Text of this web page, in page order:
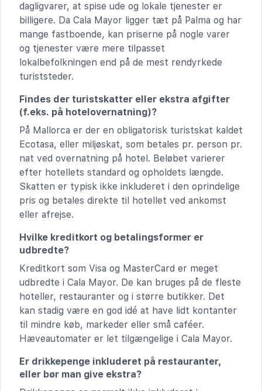
dagligvarer, at spise ude og lokale tjenester er
billigere. Da Cala Mayor ligger tæt på Palma og har
mange fastboende, kan priserne på nogle varer
og tjenester være mere tilpasset
lokalbefolkningen end på de mest rendyrkede
turiststeder.
Findes der turistskatter eller ekstra afgifter
(f.eks. på hotelovernatning)?
På Mallorca er der en obligatorisk turistskat kaldet
Ecotasa, eller miljøskat, som betales pr. person pr.
nat ved overnatning på hotel. Beløbet varierer
efter hotellets standard og opholdets længde.
Skatten er typisk ikke inkluderet i den oprindelige
pris og betales direkte til hotellet ved ankomst
eller afrejse.
Hvilke kreditkort og betalingsformer er
udbredte?
Kreditkort som Visa og MasterCard er meget
udbredte i Cala Mayor. De kan bruges på de fleste
hoteller, restauranter og i større butikker. Det
kan stadig være en god idé at have lidt kontanter
til mindre køb, markeder eller små caféer.
Hæveautomater er let tilgængelige i Cala Mayor.
Er drikkepenge inkluderet på restauranter,
eller bør man give ekstra?